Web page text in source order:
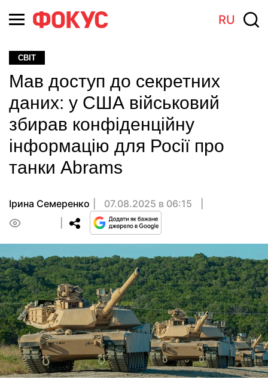
RU
СВІТ
Мав доступ до секретних
даних: у США військовий
збирав конфіденційну
інформацію для Росії про
танки Abrams
Ірина Семеренко
07.08.2025 в 06:15